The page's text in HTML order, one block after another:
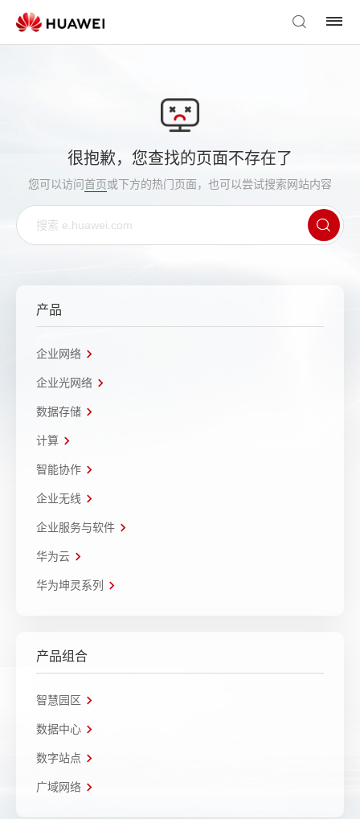
很抱歉，您查找的页面不存在了
您可以访问首页或下方的热门页面，也可以尝试搜索网站内容
产品
企业网络
企业光网络
数据存储
计算
智能协作
企业无线
企业服务与软件
华为云
华为坤灵系列
产品组合
智慧园区
数据中心
数字站点
广域网络